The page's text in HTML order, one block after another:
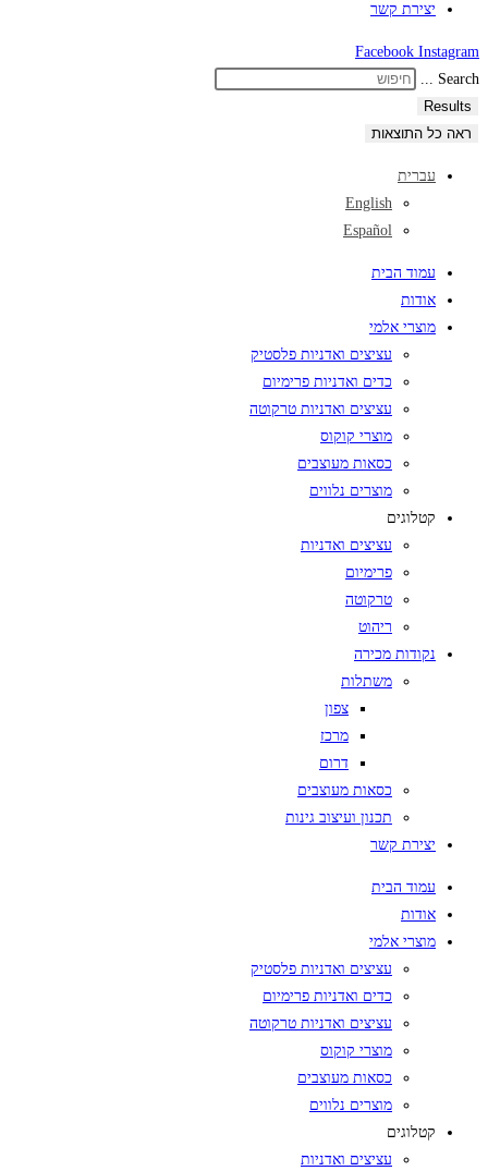
יצירת קשר
Facebook Instagram
Search ...
Results
ראה כל התוצאות
עברית
English
Español
עמוד הבית
אודות
מוצרי אלמי
עציצים ואדניות פלסטיק
כדים ואדניות פרימיום
עציצים ואדניות טרקוטה
מוצרי קוקוס
כסאות מעוצבים
מוצרים נלווים
קטלוגים
עציצים ואדניות
פרימיום
טרקוטה
ריהוט
נקודות מכירה
משתלות
צפון
מרכז
דרום
כסאות מעוצבים
תכנון ועיצוב גינות
יצירת קשר
עמוד הבית
אודות
מוצרי אלמי
עציצים ואדניות פלסטיק
כדים ואדניות פרימיום
עציצים ואדניות טרקוטה
מוצרי קוקוס
כסאות מעוצבים
מוצרים נלווים
קטלוגים
עציצים ואדניות